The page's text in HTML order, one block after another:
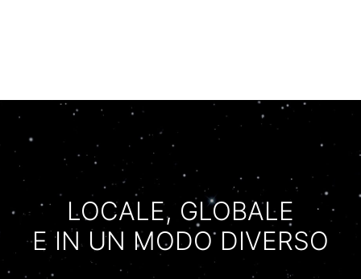
LOCALE, GLOBALE
E IN UN MODO DIVERSO